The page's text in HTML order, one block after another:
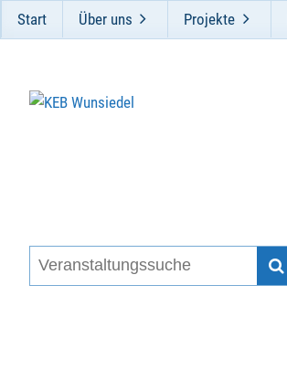
Start Über uns Projekte